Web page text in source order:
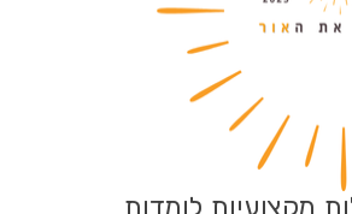
מקצועיות לומדות